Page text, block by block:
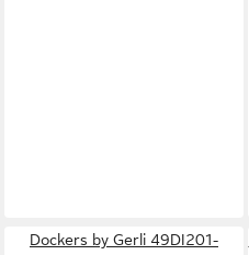
Dockers by Gerli 49DI201-